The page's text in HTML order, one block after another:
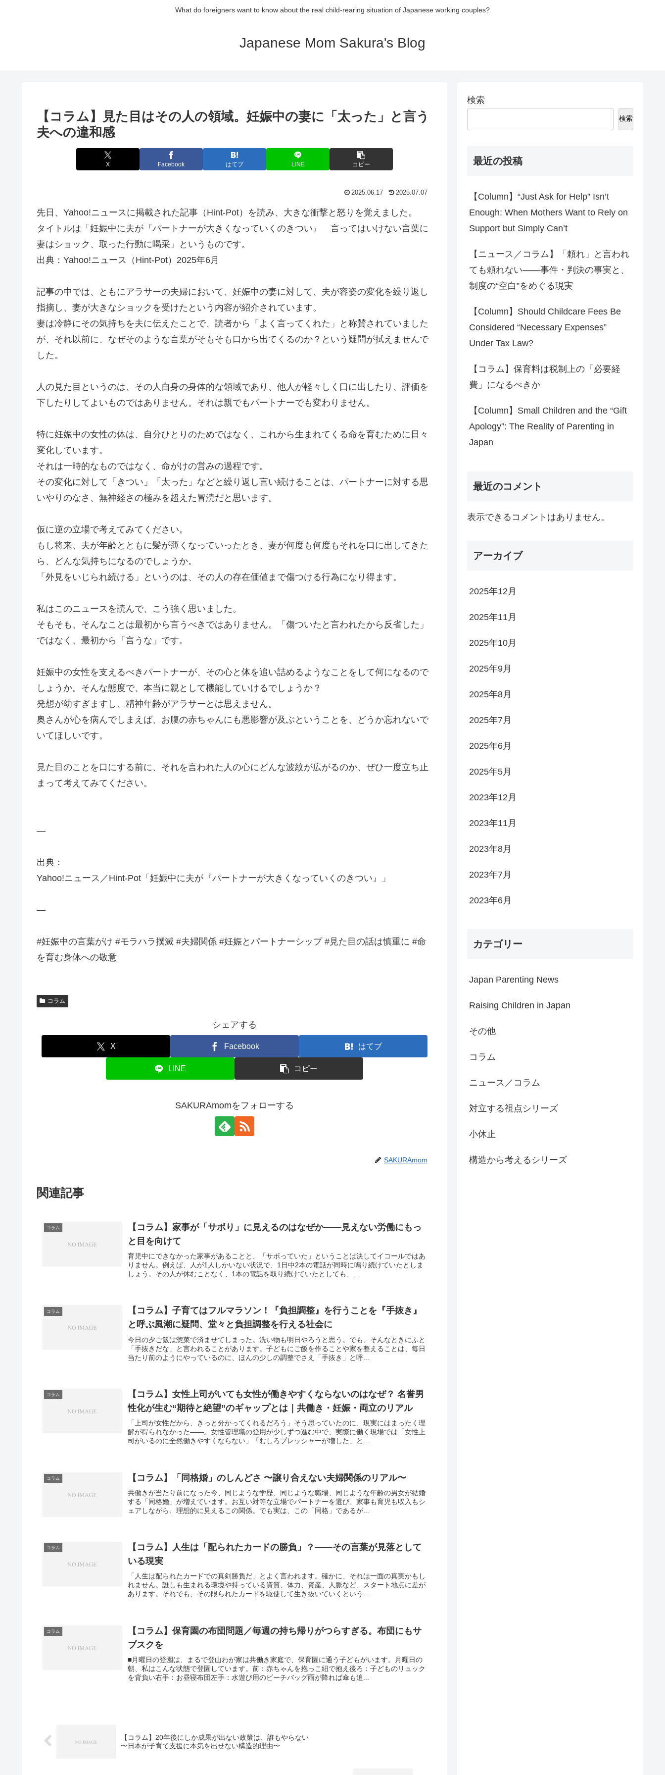
What do foreigners want to know about the real child-rearing situation of Japanese working couples?
Japanese Mom Sakura's Blog
【コラム】見た目はその人の領域。妊娠中の妻に「太った」と言う
夫への違和感
X Facebook はてブ LINE コピー
2025.06.17 2025.07.07
先日、Yahoo!ニュースに掲載された記事（Hint-Pot）を読み、大きな衝撃と怒りを覚えました。
タイトルは「妊娠中に夫が『パートナーが大きくなっていくのきつい』 言ってはいけない言葉に
妻はショック、取った行動に喝采」というものです。
出典：Yahoo!ニュース（Hint-Pot）2025年6月
記事の中では、ともにアラサーの夫婦において、妊娠中の妻に対して、夫が容姿の変化を繰り返し
指摘し、妻が大きなショックを受けたという内容が紹介されています。
妻は冷静にその気持ちを夫に伝えたことで、読者から「よく言ってくれた」と称賛されていました
が、それ以前に、なぜそのような言葉がそもそも口から出てくるのか？という疑問が拭えませんで
した。
人の見た目というのは、その人自身の身体的な領域であり、他人が軽々しく口に出したり、評価を
下したりしてよいものではありません。それは親でもパートナーでも変わりません。
特に妊娠中の女性の体は、自分ひとりのためではなく、これから生まれてくる命を育むために日々
変化しています。
それは一時的なものではなく、命がけの営みの過程です。
その変化に対して「きつい」「太った」などと繰り返し言い続けることは、パートナーに対する思
いやりのなさ、無神経さの極みを超えた冒涜だと思います。
仮に逆の立場で考えてみてください。
もし将来、夫が年齢とともに髪が薄くなっていったとき、妻が何度も何度もそれを口に出してきた
ら、どんな気持ちになるのでしょうか。
「外見をいじられ続ける」というのは、その人の存在価値まで傷つける行為になり得ます。
私はこのニュースを読んで、こう強く思いました。
そもそも、そんなことは最初から言うべきではありません。「傷ついたと言われたから反省した」
ではなく、最初から「言うな」です。
妊娠中の女性を支えるべきパートナーが、その心と体を追い詰めるようなことをして何になるので
しょうか。そんな態度で、本当に親として機能していけるでしょうか？
発想が幼すぎますし、精神年齢がアラサーとは思えません。
奥さんが心を病んでしまえば、お腹の赤ちゃんにも悪影響が及ぶということを、どうか忘れないで
いてほしいです。
見た目のことを口にする前に、それを言われた人の心にどんな波紋が広がるのか、ぜひ一度立ち止
まって考えてみてください。
—
出典：
Yahoo!ニュース／Hint-Pot「妊娠中に夫が『パートナーが大きくなっていくのきつい』」
—
#妊娠中の言葉がけ #モラハラ撲滅 #夫婦関係 #妊娠とパートナーシップ #見た目の話は慎重に #命
を育む身体への敬意
コラム
シェアする
X Facebook はてブ
LINE コピー
SAKURAmomをフォローする
SAKURAmom
関連記事
コラム
【コラム】家事が「サボり」に見えるのはなぜか――見えない労働にもっ
と目を向けて
育児中にできなかった家事があることと、「サボっていた」ということは決してイコールではあ
りません。例えば、人が1人しかいない状況で、1日中2本の電話が同時に鳴り続けていたとしま
しょう。その人が休むことなく、1本の電話を取り続けていたとしても、...
コラム
【コラム】子育てはフルマラソン！『負担調整』を行うことを『手抜き』
と呼ぶ風潮に疑問、堂々と負担調整を行える社会に
今日の夕ご飯は惣菜で済ませてしまった。洗い物も明日やろうと思う。でも、そんなときにふと
「手抜きだな」と言われることがあります。子どもにご飯を作ることや家を整えることは、毎日
当たり前のようにやっているのに、ほんの少しの調整でさえ「手抜き」と呼...
コラム
【コラム】女性上司がいても女性が働きやすくならないのはなぜ？ 名誉男
性化が生む“期待と絶望”のギャップとは｜共働き・妊娠・両立のリアル
「上司が女性だから、きっと分かってくれるだろう」そう思っていたのに、現実にはまったく理
解が得られなかった――。女性管理職の登用が少しずつ進む中で、実際に働く現場では「女性上
司がいるのに全然働きやすくならない」「むしろプレッシャーが増した」と...
コラム 【コラム】「同格婚」のしんどさ 〜譲り合えない夫婦関係のリアル〜
共働きが当たり前になった今、同じような学歴、同じような職場、同じような年齢の男女が結婚
する「同格婚」が増えています。お互い対等な立場でパートナーを選び、家事も育児も収入もシ
ェアしながら、理想的に見えるこの関係。でも実は、この「同格」であるが...
コラム
【コラム】人生は「配られたカードの勝負」？――その言葉が見落として
いる現実
「人生は配られたカードでの真剣勝負だ」とよく言われます。確かに、それは一面の真実かもし
れません。誰しも生まれる環境や持っている資質、体力、資産、人脈など、スタート地点に差が
あります。それでも、その限られたカードを駆使して生き抜いていくという...
コラム
【コラム】保育園の布団問題／毎週の持ち帰りがつらすぎる。布団にもサ
ブスクを
■月曜日の登園は、まるで登山わが家は共働き家庭で、保育園に通う子どもがいます。月曜日の
朝、私はこんな状態で登園しています。前：赤ちゃんを抱っこ紐で抱え後ろ：子どものリュック
を背負い右手：お昼寝布団左手：水遊び用のビーチバッグ雨が降れば傘も追...
【コラム】20年後にしか成果が出ない政策は、誰もやらない
〜日本が子育て支援に本気を出せない構造的理由〜
検索
検索
最近の投稿
【Column】“Just Ask for Help” Isn’t
Enough: When Mothers Want to Rely on
Support but Simply Can’t
【ニュース／コラム】「頼れ」と言われ
ても頼れない――事件・判決の事実と、
制度の“空白”をめぐる現実
【Column】Should Childcare Fees Be
Considered “Necessary Expenses”
Under Tax Law?
【コラム】保育料は税制上の「必要経
費」になるべきか
【Column】Small Children and the “Gift
Apology”: The Reality of Parenting in
Japan
最近のコメント
表示できるコメントはありません。
アーカイブ
2025年12月
2025年11月
2025年10月
2025年9月
2025年8月
2025年7月
2025年6月
2025年5月
2023年12月
2023年11月
2023年8月
2023年7月
2023年6月
カテゴリー
Japan Parenting News
Raising Children in Japan
その他
コラム
ニュース／コラム
対立する視点シリーズ
小休止
構造から考えるシリーズ